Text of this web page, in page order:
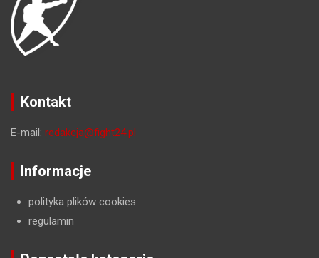
Kontakt
E-mail: redakcja@fight24.pl
Informacje
polityka plików cookies
regulamin